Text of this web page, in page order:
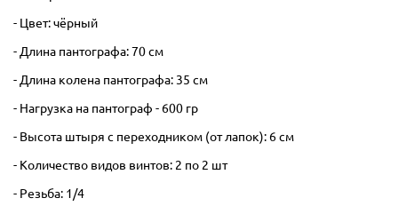
- Цвет: чёрный
- Длина пантографа: 70 см
- Длина колена пантографа: 35 см
- Нагрузка на пантограф - 600 гр
- Высота штыря с переходником (от лапок): 6 см
- Количество видов винтов: 2 по 2 шт
- Резьба: 1/4